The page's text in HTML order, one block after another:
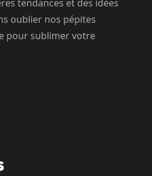
tendances et des idées
oublier nos pépites
pour sublimer votre